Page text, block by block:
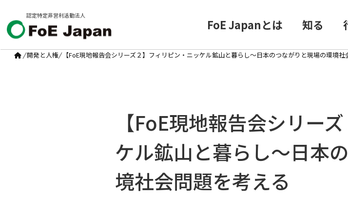
認定特定非営利活動法人
FoE Japanとは 知る
/開発と人権/ 【FoE現地報告会シリーズ２】フィリピン・ニッケル鉱山と暮らし～日本のつながりと現場の環境社
【FoE現地報告会シリー
ケル鉱山と暮らし～日本
境社会問題を考える